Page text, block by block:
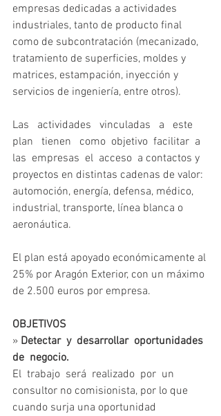
empresas dedicadas a actividades
industriales, tanto de producto final
como de subcontratación (mecanizado,
tratamiento de superficies, moldes y
matrices, estampación, inyección y
servicios de ingeniería, entre otros).
Las   actividades   vinculadas   a   este
plan   tienen   como  objetivo  facilitar  a
las  empresas  el  acceso  a contactos y
proyectos en distintas cadenas de valor:
automoción, energía, defensa, médico,
industrial, transporte, línea blanca o
aeronáutica.
El plan está apoyado económicamente al
25% por Aragón Exterior, con un máximo
de 2.500 euros por empresa.
OBJETIVOS
» Detectar  y  desarrollar  oportunidades
de  negocio.
El  trabajo  será  realizado  por  un
consultor no comisionista, por lo que
cuando surja una oportunidad